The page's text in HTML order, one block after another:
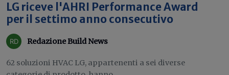
LG riceve l'AHRI Performance Award
per il settimo anno consecutivo
Redazione Build News
62 soluzioni HVAC LG, appartenenti a sei diverse